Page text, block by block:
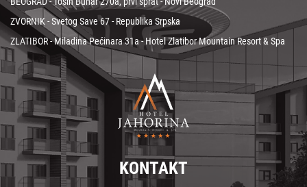
ZVORNIK - Svetog Save 67 - Republika Srpska
ZLATIBOR - Miladina Pećinara 31a - Hotel Zlatibor Mountain Resort & Spa
KONTAKT